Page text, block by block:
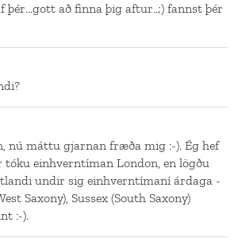
þér...gott að finna þig aftur..;) fannst þér
nú máttu gjarnan fræða mig :-). Ég hef
einhverntíman London, en lögðu
undir sig einhverntímaní árdaga -
Saxony), Sussex (South Saxony)
:-).